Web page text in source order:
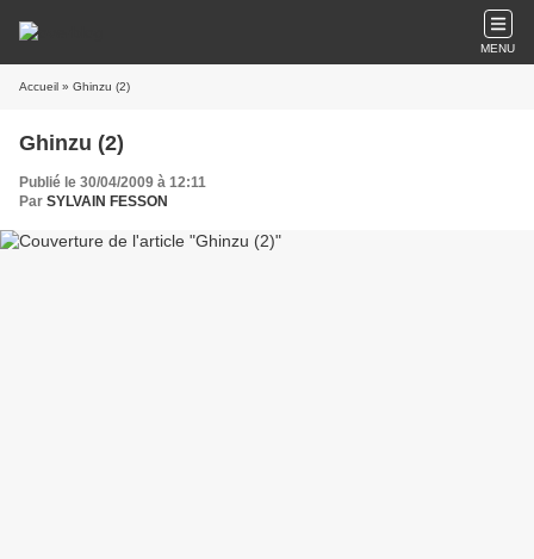
MENU
Accueil » Ghinzu (2)
Ghinzu (2)
Publié le 30/04/2009 à 12:11
Par SYLVAIN FESSON